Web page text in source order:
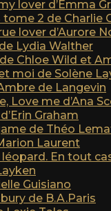
lover d’Emma
2 de Charlie
lover d’Aurore
Lydia Walther
Chloe Wild et
moi de Solène
de Langevin
Love me d’Ana
Graham
de Théo
Laurent
En tout
Guisiano
de B.A.Paris